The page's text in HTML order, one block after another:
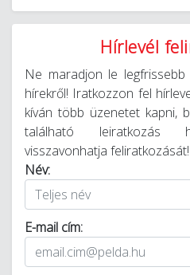
Hírlevél
Ne maradjon le
hírekről! Iratkozzon fel
kíván több üzenetet kapni,
található leiratkozás
visszavonhatja feliratkozását!
Név:
E-mail cím: